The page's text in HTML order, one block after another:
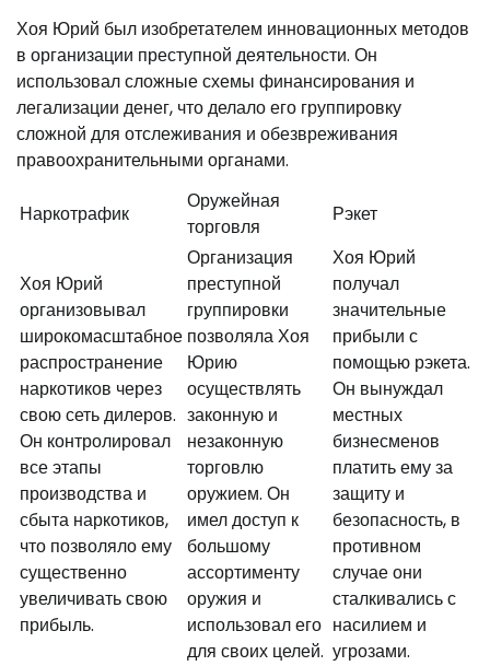
Хоя Юрий был изобретателем инновационных методов
в организации преступной деятельности. Он
использовал сложные схемы финансирования и
легализации денег, что делало его группировку
сложной для отслеживания и обезвреживания
правоохранительными органами.
Наркотрафик
Оружейная
торговля
Рэкет
Хоя Юрий
организовывал
широкомасштабное
распространение
наркотиков через
свою сеть дилеров.
Он контролировал
все этапы
производства и
сбыта наркотиков,
что позволяло ему
существенно
увеличивать свою
прибыль.
Организация
преступной
группировки
позволяла Хоя
Юрию
осуществлять
законную и
незаконную
торговлю
оружием. Он
имел доступ к
большому
ассортименту
оружия и
использовал его
для своих целей.
Хоя Юрий
получал
значительные
прибыли с
помощью рэкета.
Он вынуждал
местных
бизнесменов
платить ему за
защиту и
безопасность, в
противном
случае они
сталкивались с
насилием и
угрозами.